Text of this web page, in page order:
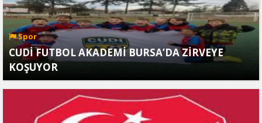
Spor
CUDİ FUTBOL AKADEMİ BURSA’DA ZİRVEYE
KOŞUYOR